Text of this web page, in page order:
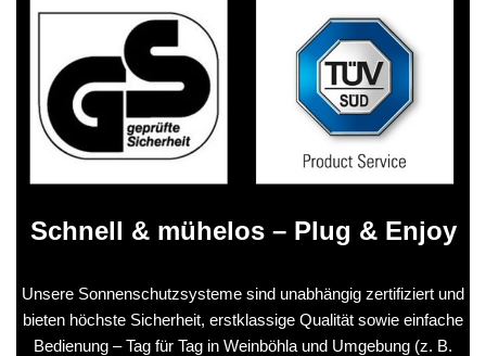
Schnell & mühelos – Plug & Enjoy
Unsere Sonnenschutzsysteme sind unabhängig zertifiziert und
bieten höchste Sicherheit, erstklassige Qualität sowie einfache
Bedienung – Tag für Tag in Weinböhla und Umgebung (z. B.